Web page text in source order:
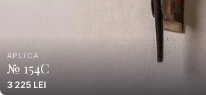
APLICA
№ 154C
3 225 LEI